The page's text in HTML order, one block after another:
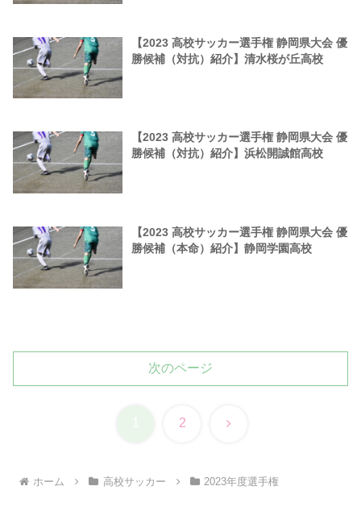
【2023 高校サッカー選手権 静岡県大会 優
勝候補（対抗）紹介】清水桜が丘高校
【2023 高校サッカー選手権 静岡県大会 優
勝候補（対抗）紹介】浜松開誠館高校
【2023 高校サッカー選手権 静岡県大会 優
勝候補（本命）紹介】静岡学園高校
次のページ
2 次
ホーム 高校サッカー 2023年度選手権